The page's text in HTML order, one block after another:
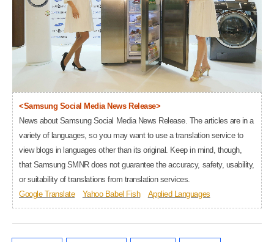
<Samsung Social Media News Release>
News about Samsung Social Media News Release. The articles are in a
variety of languages, so you may want to use a translation service to
view blogs in languages other than its original. Keep in mind, though,
that Samsung SMNR does not guarantee the accuracy, safety, usability,
or suitability of translations from translation services.
Google Translate
Yahoo Babel Fish Applied Languages